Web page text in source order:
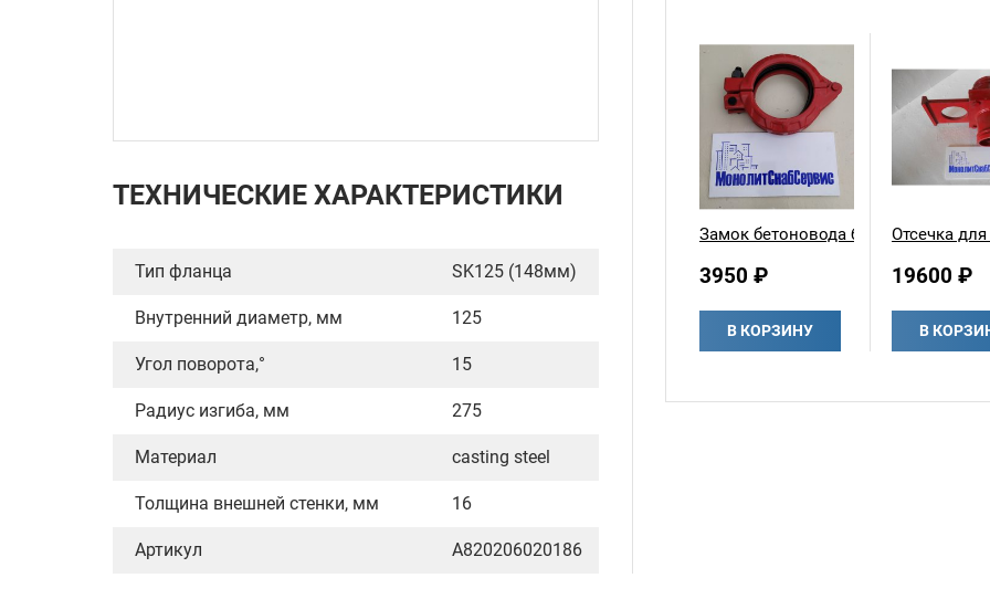
ТЕХНИЧЕСКИЕ ХАРАКТЕРИСТИКИ
Тип фланца SK125 (148мм)
Внутренний диаметр, мм 125
Угол поворота,° 15
Радиус изгиба, мм 275
Материал casting steel
Толщина внешней стенки, мм 16
Артикул A820206020186
Замок бетоновода болтовой 125
3950 ₽
В КОРЗИНУ
Отсечка
19600 ₽
В